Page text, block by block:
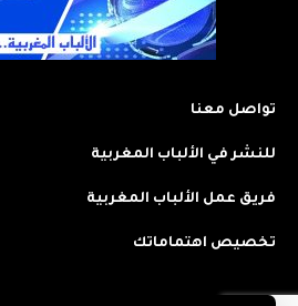
تواصل معنا
للنشر في الألباب المغربية
فريق عمل الألباب المغربية
تخصيص اهتماماتك